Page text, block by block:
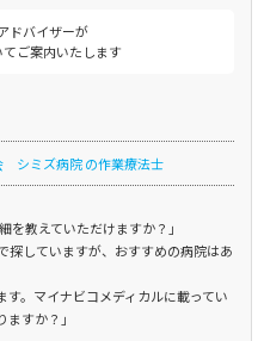
ドバイザーが
ご案内いたします
シミズ病院 の作業療法士
を教えていただけますか？」
していますが、おすすめの病院はあ
す。マイナビコメディカルに載ってい
すか？」